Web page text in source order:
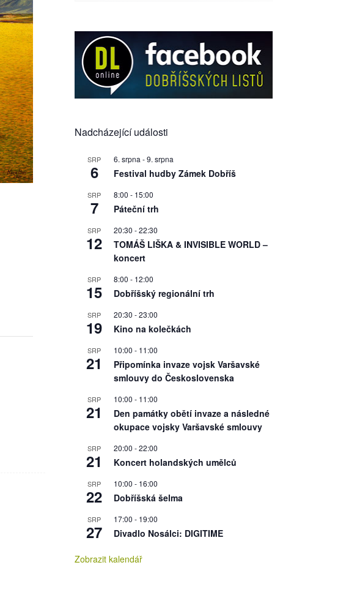
Nadcházející události
SRP
6
6. srpna -9. srpna
Festival hudby Zámek Dobříš
SRP
7
8:00 - 15:00
Páteční trh
SRP
12
20:30 -22:30
TOMÁŠ LIŠKA & INVISIBLE WORLD –
koncert
SRP
15
8:00 - 12:00
Dobříšský regionální trh
SRP
19
20:30 -23:00
Kino na kolečkách
SRP
21
10:00 - 11:00
Připomínka invaze vojsk Varšavské
smlouvy do Československa
SRP
21
10:00 - 11:00
Den památky obětí invaze a následné
okupace vojsky Varšavské smlouvy
SRP
21
20:00 -22:00
Koncert holandských umělců
SRP
22
10:00 - 16:00
Dobříšská šelma
SRP
27
17:00 - 19:00
Divadlo Nosálci: DIGITIME
Zobrazit kalendář